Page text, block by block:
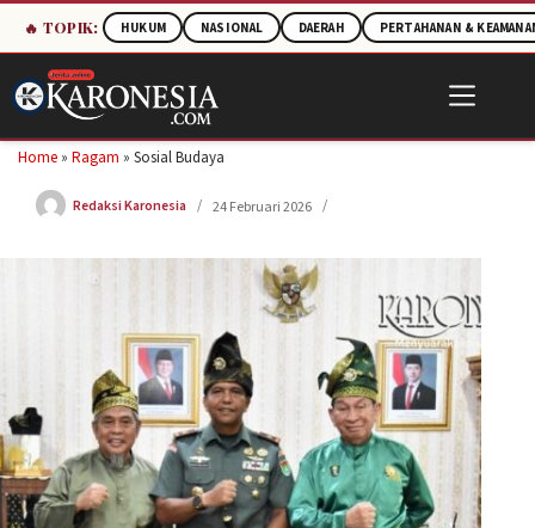
🔥 TOPIK: HUKUM NASIONAL DAERAH PERTAHANAN &
to
content
Home » Ragam » Sosial Budaya
Redaksi Karonesia 24 Februari 2026